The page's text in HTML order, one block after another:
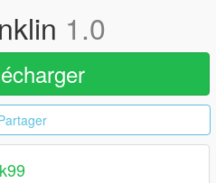
1.0